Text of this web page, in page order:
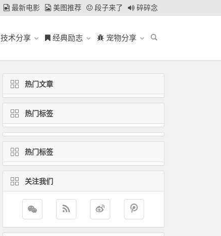
最新电影 美图推荐 段子来了 碎碎念
技术分享 经典励志 宠物分享
热门文章
热门标签
热门标签
关注我们